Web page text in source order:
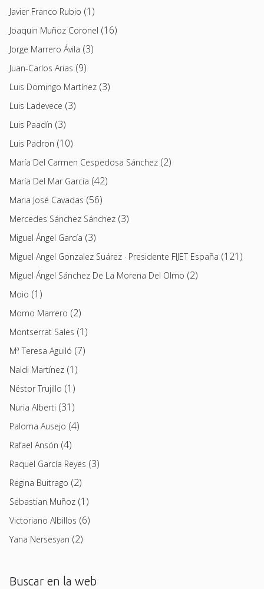
Javier Franco Rubio (1)
Joaquin Muñoz Coronel (16)
Jorge Marrero Ávila (3)
Juan-Carlos Arias (9)
Luis Domingo Martínez (3)
Luis Ladevece (3)
Luis Paadín (3)
Luis Padron (10)
María Del Carmen Cespedosa Sánchez (2)
María Del Mar García (42)
Maria José Cavadas (56)
Mercedes Sánchez Sánchez (3)
Miguel Ángel García (3)
Miguel Angel Gonzalez Suárez · Presidente FIJET España (121)
Miguel Ángel Sánchez De La Morena Del Olmo (2)
Moio (1)
Momo Marrero (2)
Montserrat Sales (1)
Mª Teresa Aguiló (7)
Naldi Martínez (1)
Néstor Trujillo (1)
Nuria Alberti (31)
Paloma Ausejo (4)
Rafael Ansón (4)
Raquel García Reyes (3)
Regina Buitrago (2)
Sebastian Muñoz (1)
Victoriano Albillos (6)
Yana Nersesyan (2)
Buscar en la web